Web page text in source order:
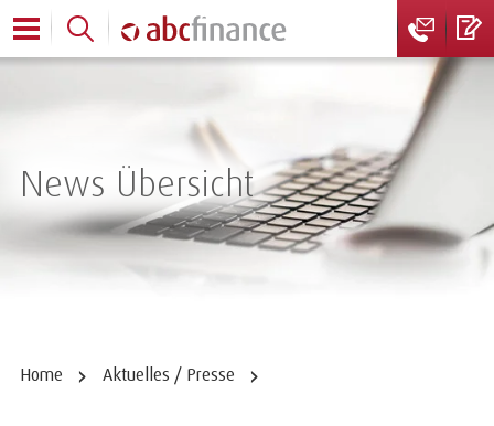
News Übersicht
Home Aktuelles / Presse